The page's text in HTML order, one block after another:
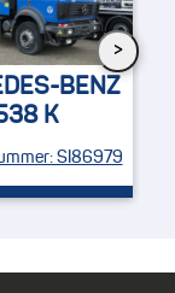
1833
Feuerwehr /
>